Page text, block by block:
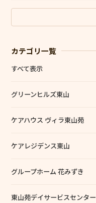
採用エントリー
研修センターについて
福利厚生
働く環境
施設ブログ
個人情報保護方針
カテゴリ一覧
すべて表示
グリーンヒルズ東山
ケアハウス ヴィラ東山苑
ケアレジデンス東山
グループホーム 花みずき
東山苑デイサービスセンター